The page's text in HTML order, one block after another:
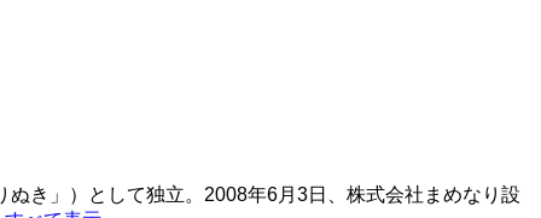
き」）として独立。2008年6月3日、株式会社まめなり設